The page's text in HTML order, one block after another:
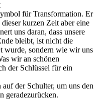
für Transformation. Er
kurzen Zeit aber eine
uns daran, dass unsere
bleibt, ist nicht die
wurde, sondern wie wir uns
wir an schönen
der Schlüssel für ein
der Schulter, um uns den
geradezurücken.